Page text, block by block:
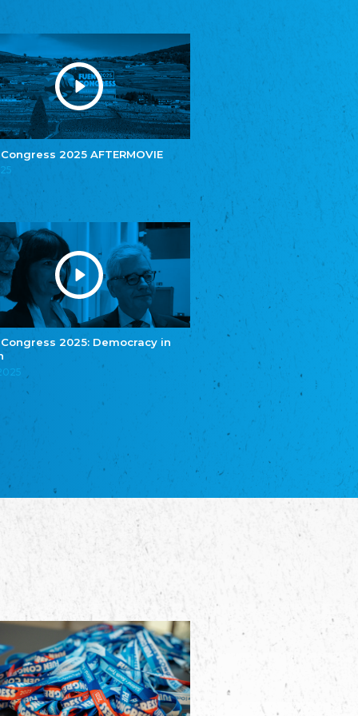
Congress 2025 AFTERMOVIE
Congress 2025: Democracy in
Zentralrat der Jenischen in Deutschland
e.V.
Central Council of Yenish in Germany
Zentralrat Deutscher Sinti und Roma
Central Council of German Sinti and Roma
Związek Polaków w Niemczech
Union of Poles in Germany
Bund Deutscher Nordschleswiger (BDN)
Grænseforeningen
Eestimaa Rahvuste Ühendus
Estonian Union of National Minorities
Eestimaa Valgevenelaste Assotsiatsioon
Estonian Belorusian Association
Verein der Deutschen in Estland
Estonian German Society
школа Эстонии”
NGO "Russian School of Estonia"
Союз Славянских просветительных и
Union of Russian Educational and Charitable
The Pro-Language Platform Association
Associacion Occitana de Fotbòl
Comité d´Action Régionale de Bretagne -
EL - le Mouvement d'Alsace-Lorraine
Skol Uhel Ar Vro – Institut Culturel de
The Cultural Institute of Brittany
Unser Land
Our Country
Svenska Finlands folkting/Folktinget